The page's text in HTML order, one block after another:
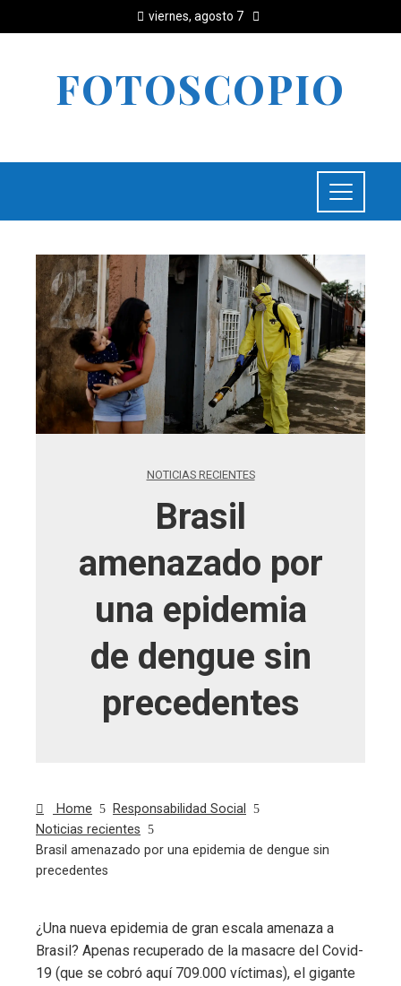
viernes, agosto 7
FOTOSCOPIO
NOTICIAS RECIENTES
Brasil
amenazado por
una epidemia
de dengue sin
precedentes
Home
Responsabilidad Social
Noticias recientes
Brasil amenazado por una epidemia de dengue sin
precedentes
¿Una nueva epidemia de gran escala amenaza a
Brasil? Apenas recuperado de la masacre del Covid-
19 (que se cobró aquí 709.000 víctimas), el gigante